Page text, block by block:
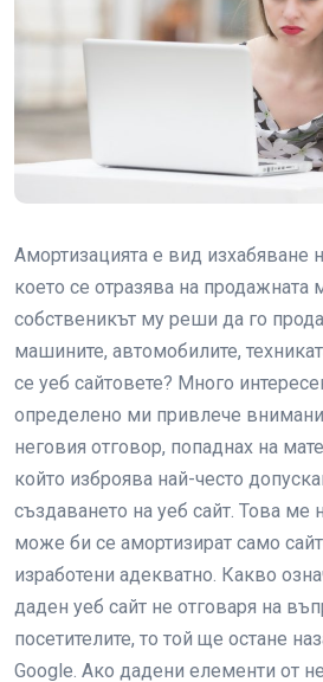
Амортизацията е вид изхабяване
което се отразява на продажната
собственикът му реши да го
машините, автомобилите,
се уеб сайтовете? Много
определено ми привлече
неговия отговор, попаднах на
който изброява най-често
създаването на уеб сайт. Това ме
може би се амортизират само
изработени адекватно. Какво
даден уеб сайт не отговаря на
посетителите, то той ще остане
Google. Ако дадени елементи от